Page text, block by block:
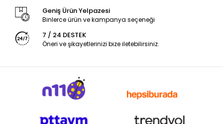
Geniş Ürün Yelpazesi
Binlerce ürün ve kampanya seçeneği
7 / 24 DESTEK
Öneri ve şikayetlerinizi bize iletebilirsiniz.